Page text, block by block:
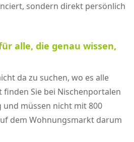
sondern direkt persönlich
alle, die genau wissen,
da zu suchen, wo es alle
Sie bei Nischenportalen
müssen nicht mit 800
dem Wohnungsmarkt darum